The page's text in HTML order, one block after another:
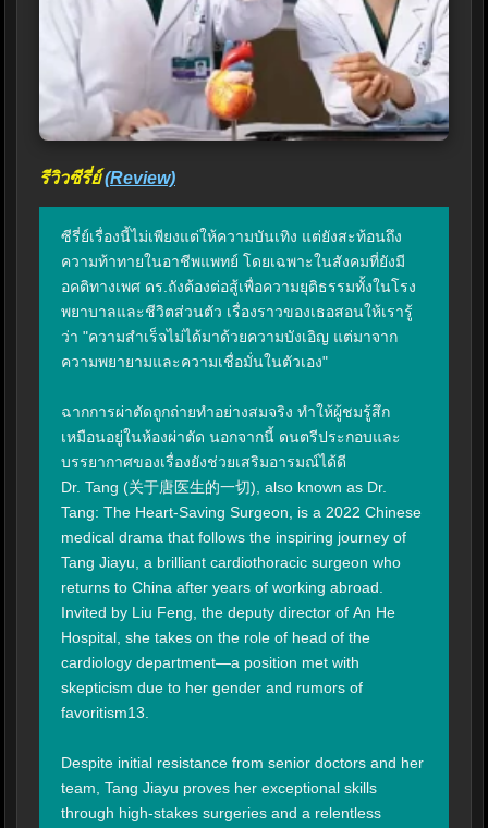
รีวิวซีรี่ย์(Review)
ซีรี่ย์เรื่องนี้ไม่เพียงแต่ให้ความบันเทิง แต่ยังสะท้อนถึง
ความท้าทายในอาชีพแพทย์ โดยเฉพาะในสังคมที่ยังมี
อคติทางเพศ ดร.ถังต้องต่อสู้เพื่อความยุติธรรมทั้งในโรง
พยาบาลและชีวิตส่วนตัว เรื่องราวของเธอสอนให้เรารู้
ว่า "ความสำเร็จไม่ได้มาด้วยความบังเอิญ แต่มาจาก
ความพยายามและความเชื่อมั่นในตัวเอง"
ฉากการผ่าตัดถูกถ่ายทำอย่างสมจริง ทำให้ผู้ชมรู้สึก
เหมือนอยู่ในห้องผ่าตัด นอกจากนี้ ดนตรีประกอบและ
บรรยากาศของเรื่องยังช่วยเสริมอารมณ์ได้ดี
Dr. Tang (关于唐医生的一切), also known as Dr.
Tang: The Heart-Saving Surgeon, is a 2022 Chinese
medical drama that follows the inspiring journey of
Tang Jiayu, a brilliant cardiothoracic surgeon who
returns to China after years of working abroad.
Invited by Liu Feng, the deputy director of An He
Hospital, she takes on the role of head of the
cardiology department—a position met with
skepticism due to her gender and rumors of
favoritism13.
Despite initial resistance from senior doctors and her
team, Tang Jiayu proves her exceptional skills
through high-stakes surgeries and a relentless